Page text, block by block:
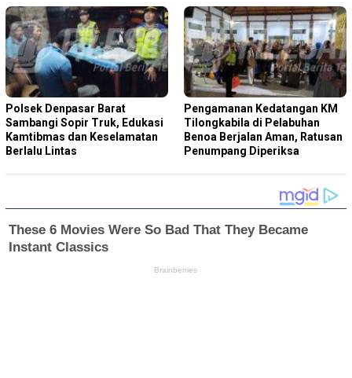
Polsek Denpasar Barat
Sambangi Sopir Truk, Edukasi
Kamtibmas dan Keselamatan
Berlalu Lintas
Pengamanan Kedatangan KM
Tilongkabila di Pelabuhan
Benoa Berjalan Aman, Ratusan
Penumpang Diperiksa